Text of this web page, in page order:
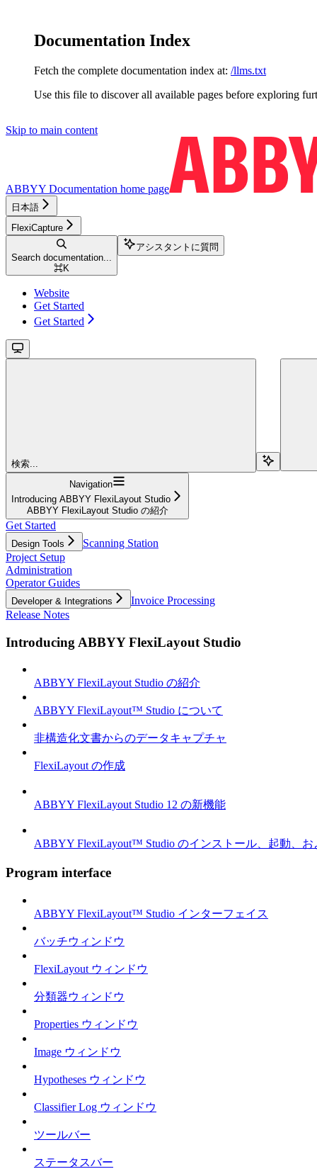
Documentation Index
Fetch the complete documentation index at: /llms.txt
Use this file to discover all available pages before exploring
Skip to main content
ABBYY Documentation home page
日本語
FlexiCapture
Search documentation...
⌘K
アシスタントに質問
Website
Get Started
Get Started
検索...
Navigation
Introducing ABBYY FlexiLayout Studio
ABBYY FlexiLayout Studio の紹介
Get Started
Design Tools
Scanning Station
Project Setup
Administration
Operator Guides
Developer & Integrations
Invoice Processing
Release Notes
Introducing ABBYY FlexiLayout Studio
ABBYY FlexiLayout Studio の紹介
ABBYY FlexiLayout™ Studio について
非構造化文書からのデータキャプチャ
FlexiLayout の作成
ABBYY FlexiLayout Studio 12 の新機能
ABBYY FlexiLayout™ Studio のインストール、起動、お
Program interface
ABBYY FlexiLayout™ Studio インターフェイス
バッチウィンドウ
FlexiLayout ウィンドウ
分類器ウィンドウ
Properties ウィンドウ
Image ウィンドウ
Hypotheses ウィンドウ
Classifier Log ウィンドウ
ツールバー
ステータスバー